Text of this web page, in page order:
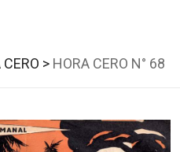
CERO > HORA CERO N° 68